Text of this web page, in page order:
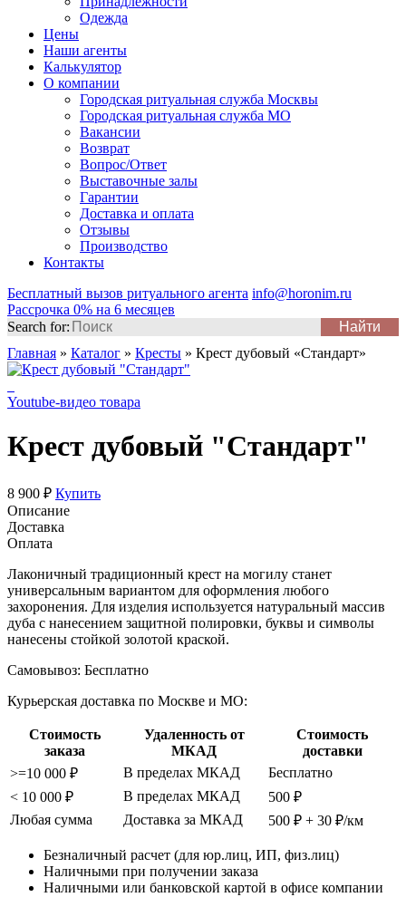
Одежда
Цены
Наши агенты
Калькулятор
О компании
Городская ритуальная служба Москвы
Городская ритуальная служба МО
Вакансии
Возврат
Вопрос/Ответ
Выставочные залы
Гарантии
Доставка и оплата
Отзывы
Производство
Контакты
Бесплатный вызов ритуального агента info@horonim.ru
Рассрочка 0% на 6 месяцев
Search for:
Главная » Каталог » Кресты » Крест дубовый «Стандарт»
Youtube-видео товара
Крест дубовый "Стандарт"
8 900 ₽ Купить
Описание
Доставка
Оплата
Лаконичный традиционный крест на могилу станет
универсальным вариантом для оформления любого
захоронения. Для изделия используется натуральный массив
дуба с нанесением защитной полировки, буквы и символы
нанесены стойкой золотой краской.
Самовывоз: Бесплатно
Курьерская доставка по Москве и МО:
Стоимость
заказа
Удаленность от
МКАД
Стоимость
доставки
>=10 000 ₽
В пределах МКАД
Бесплатно
< 10 000 ₽
В пределах МКАД
500 ₽
Любая сумма
Доставка за МКАД 500 ₽ + 30 ₽/км
Безналичный расчет (для юр.лиц, ИП, физ.лиц)
Наличными при получении заказа
Наличными или банковской картой в офисе компании